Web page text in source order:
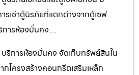
ารเช่าตู้นิรภัยที่แตกต่างจากตู้เซฟ
การห้องมั่นคง…
ริการห้องมั่นคง จัดเก็บทรัพย์สินใน
โครงสร้างคอนกรีตเสริมเหล็ก